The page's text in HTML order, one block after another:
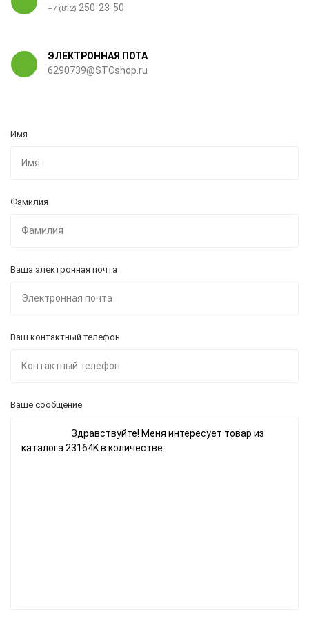
+7 (812) 250-23-50
ЭЛЕКТРОННАЯ ПОТА
6290739@STCshop.ru
Имя
Фамилия
Ваша электронная почта
Ваш контактный телефон
Ваше сообщение